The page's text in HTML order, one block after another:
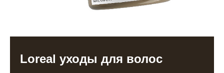
Loreal уходы для волос